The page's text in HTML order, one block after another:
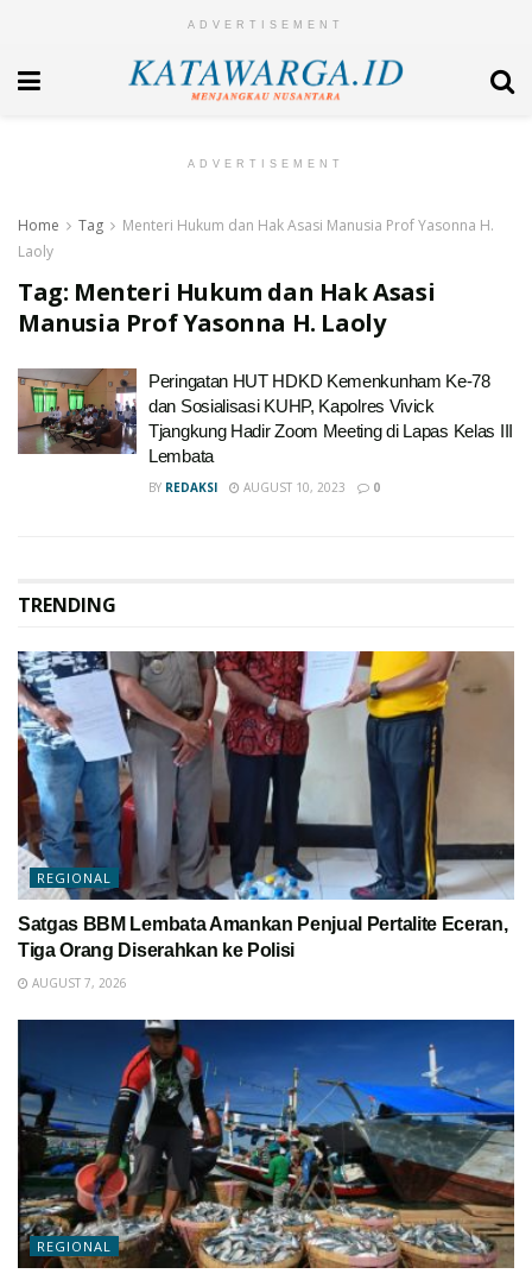
ADVERTISEMENT
ADVERTISEMENT
Home Tag
Menteri Hukum dan Hak Asasi Manusia Prof Yasonna H.
Laoly
Tag: Menteri Hukum dan Hak Asasi
Manusia Prof Yasonna H. Laoly
Peringatan HUT HDKD Kemenkunham Ke-78
dan Sosialisasi KUHP, Kapolres Vivick
Tjangkung Hadir Zoom Meeting di Lapas Kelas III
Lembata
BY REDAKSI AUGUST 10, 2023 0
TRENDING
REGIONAL
Satgas BBM Lembata Amankan Penjual Pertalite Eceran,
Tiga Orang Diserahkan ke Polisi
AUGUST 7, 2026
REGIONAL